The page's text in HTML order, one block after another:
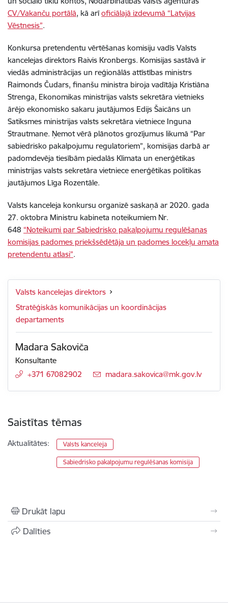
CV/Vakanču portālā, kā arīoficiālajā izdevumā “Latvijas
Vēstnesis”.
Konkursa pretendentu vērtēšanas komisiju vadīs Valsts
kancelejas direktors Raivis Kronbergs. Komisijas sastāvā ir
viedās administrācijas un reģionālās attīstības ministrs
Raimonds Čudars, finanšu ministra biroja vadītāja Kristiāna
Strenga, Ekonomikas ministrijas valsts sekretāra vietnieks
ārējo ekonomisko sakaru jautājumos Edijs Šaicāns un
Satiksmes ministrijas valsts sekretāra vietniece Inguna
Strautmane. Ņemot vērā plānotos grozījumus likumā “Par
sabiedrisko pakalpojumu regulatoriem”, komisijas darbā ar
padomdevēja tiesībām piedalās Klimata un enerģētikas
ministrijas valsts sekretāra vietniece enerģētikas politikas
jautājumos Līga Rozentāle.
Valsts kanceleja konkursu organizē saskaņā ar 2020. gada
27. oktobra Ministru kabineta noteikumiem Nr.
648 “Noteikumi par Sabiedrisko pakalpojumu regulēšanas
komisijas padomes priekšsēdētāja un padomes locekļu amata
pretendentu atlasi”.
Valsts kancelejas direktors
Stratēģiskās komunikācijas un koordinācijas
departaments
Madara Sakoviča
Konsultante
+371 67082902
E-pasts:
madara.sakovica@mk.gov.lv
Saistītas tēmas
Aktualitātes: Valsts kanceleja
Sabiedrisko pakalpojumu regulēšanas komisija
Drukāt lapu
Dalīties